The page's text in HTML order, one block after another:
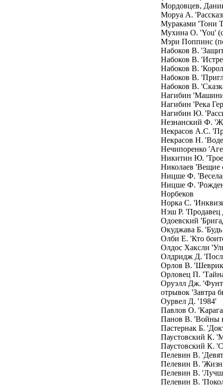
Мордовцев,
Моруа А.
Мураками 'Тони
Мухина О. 'You'
Мэри Поппинс
Набоков В.
Набоков В.
Набоков В.
Набоков В.
Набоков В.
Нагибин
Нагибин 'Река
Нагибин Ю.
Незнанский Ф.
Некрасов А.С.
Некрасов Н.
Нечипоренко
Никитин Ю. 'Трое
Николаев 'Вещие
Ницше Ф.
Ницше Ф.
Норбеков
Норка С.
Нэш Р. 'Продавец
Одоевский
Окуджава Б.
Олби Е. 'Кто
Олдос Хаксли
Олдридж Д.
Орлов В.
Орловец П.
Оруэлл Дж.
отрывок 'Завтра
Оурвел Д. '1984'
Павлов О.
Панов В. 'Войны
Пастернак Б.
Паустовский К.
Паустовский К.
Пелевин В.
Пелевин В.
Пелевин В.
Пелевин В.